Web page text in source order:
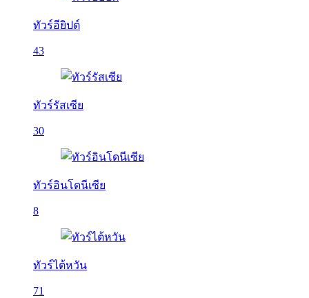
ทัวร์อียิปต์
43
ทัวร์รัสเซีย
30
ทัวร์อินโดนีเซีย
8
ทัวร์ไต้หวัน
71